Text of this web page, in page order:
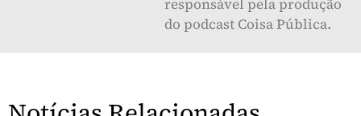
do podcast Coisa Pública.